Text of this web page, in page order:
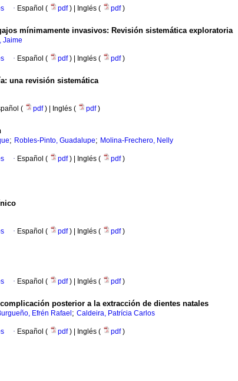
· Español ( pdf) | Inglés ( pdf)
mínimamente invasivos: Revisión sistemática exploratoria
Jaime
· Español ( pdf) | Inglés ( pdf)
una revisión sistemática
( pdf) | Inglés ( pdf)
; Robles-Pinto, Guadalupe; Molina-Frechero, Nelly
· Español ( pdf) | Inglés ( pdf)
· Español ( pdf) | Inglés ( pdf)
· Español ( pdf) | Inglés ( pdf)
posterior a la extracción de dientes natales
Efrén Rafael ; Caldeira, Patrícia Carlos
· Español ( pdf) | Inglés ( pdf)